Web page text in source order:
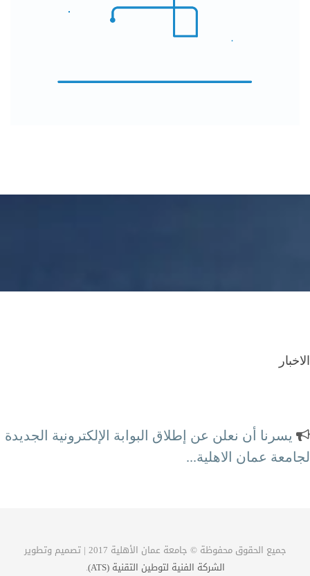
الاخبار
يسرنا أن نعلن عن إطلاق البوابة الإلكترونية الجديدة
لجامعة عمان الاهلية...
جميع الحقوق محفوظة © جامعة عمان الأهلية 2017 | تصميم وتطوير
الشركة الفنية لتوطين التقنية (ATS)
.